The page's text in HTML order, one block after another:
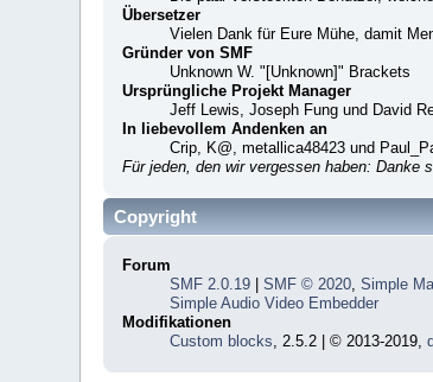
Übersetzer
Vielen Dank für Eure Mühe, damit
Gründer von SMF
Unknown W. "[Unknown]" Brackets
Ursprüngliche Projekt Manager
Jeff Lewis, Joseph Fung und David
In liebevollem Andenken an
Crip, K@, metallica48423 und
Für jeden, den wir vergessen haben: Danke
Copyright
Forum
SMF 2.0.19| SMF © 2020, Simple
Simple Audio Video Embedder
Modifikationen
Custom blocks, 2.5.2 | © 2013-2019,